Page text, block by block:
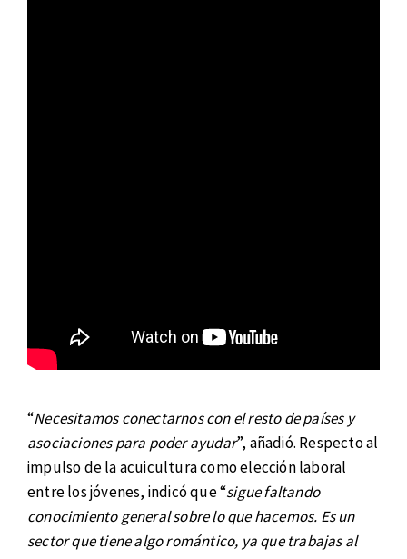
“Necesitamos conectarnos con el resto de países y
asociaciones para poder ayudar”, añadió. Respecto al
impulso de la acuicultura como elección laboral
entre los jóvenes, indicó que “sigue faltando
conocimiento general sobre lo que hacemos. Es un
sector que tiene algo romántico, ya que trabajas al